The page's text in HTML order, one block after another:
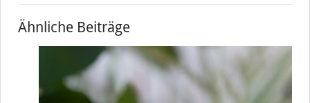
Ähnliche Beiträge